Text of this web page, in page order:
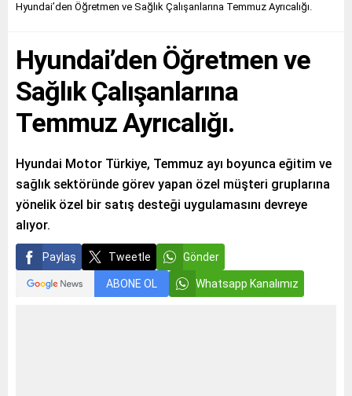
Hyundai’den Öğretmen ve Sağlık Çalışanlarına Temmuz Ayrıcalığı.
Hyundai’den Öğretmen ve
Sağlık Çalışanlarına
Temmuz Ayrıcalığı.
Hyundai Motor Türkiye, Temmuz ayı boyunca eğitim ve
sağlık sektöründe görev yapan özel müşteri gruplarına
yönelik özel bir satış desteği uygulamasını devreye
alıyor.
Paylaş Tweetle Gönder
ABONE OL Whatsapp Kanalımız